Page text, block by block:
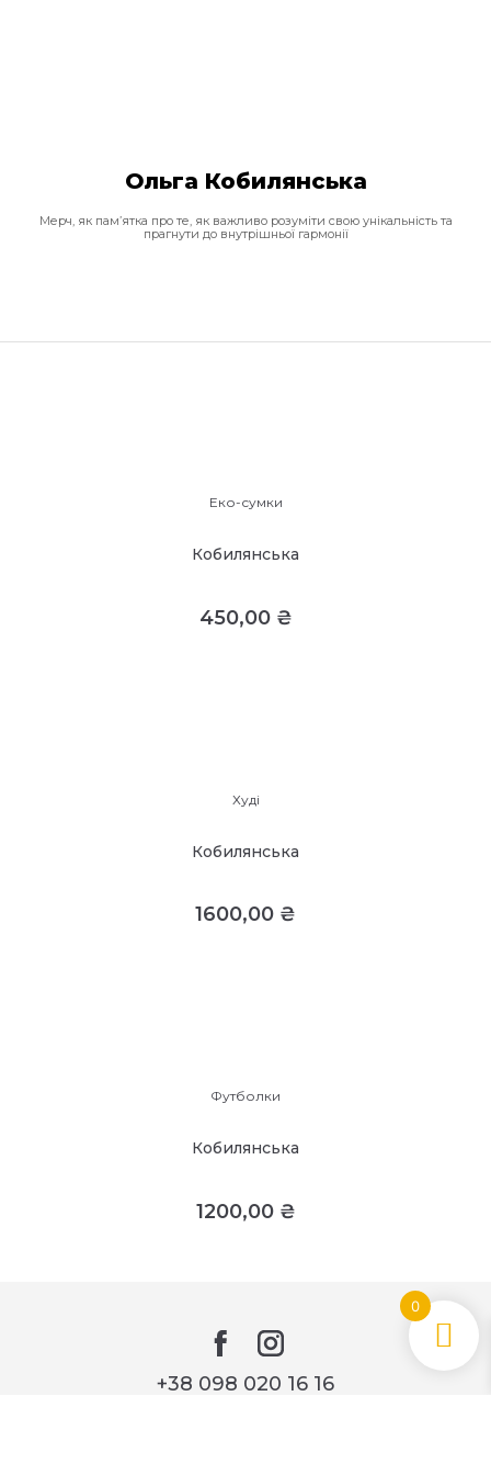
Ольга Кобилянська
Мерч, як пам’ятка про те, як важливо розуміти свою унікальність та
прагнути до внутрішньої гармонії
Еко-сумки
Кобилянська
450,00 ₴
Худі
Кобилянська
1600,00 ₴
Футболки
Кобилянська
1200,00 ₴
+38 098 020 16 16
0